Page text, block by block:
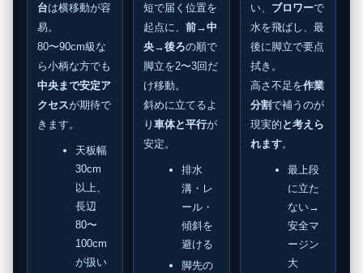
台は横移動が容
易。
80〜90cm級な
ら小柄な方でも
中央まで安定ア
クセスが期待で
きます。
天板幅
30cm
以上、
長辺
80〜
100cm
が扱い
短で届く位置を
起点に、前→中
央→後ろの順で
脚立を2〜3回だ
け移動。
斜めに立てるよ
り車体と平行が
安定。
排水
溝・レ
ール・
傾斜を
避ける
脚先の
い、 ブロワーで
水を飛ばし、最
後に脚立で要点
拭き。
高さ不足を作業
分割で補うのが
現実的 と考えら
れます。
最上段
に立た
ない→
安全マ
ージン
大